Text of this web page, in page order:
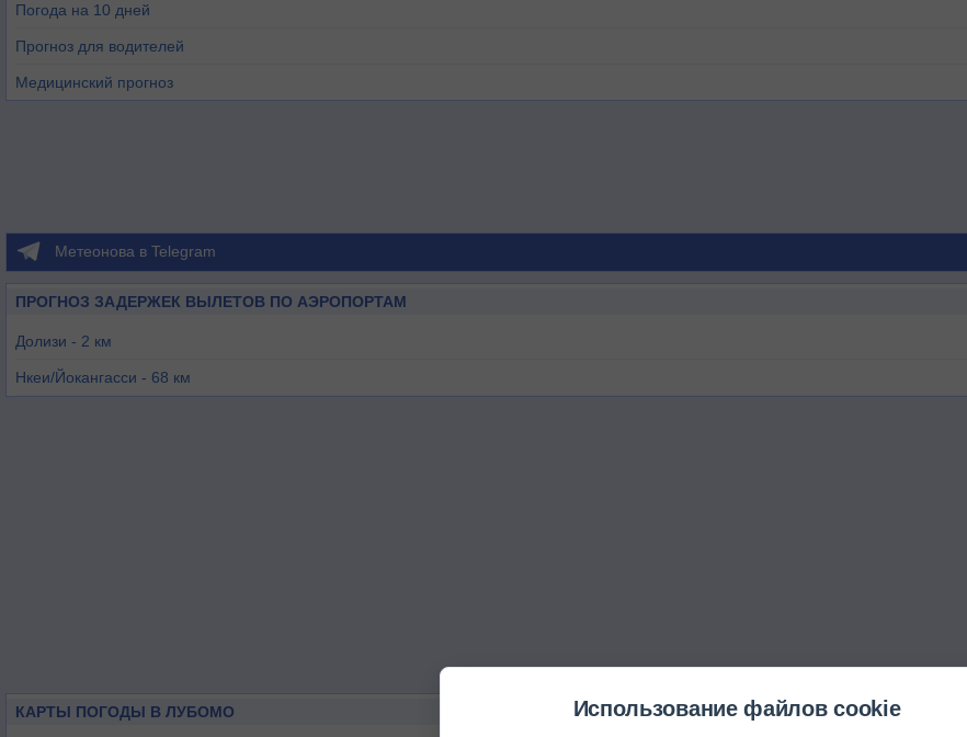
Погода на 10 дней
Прогноз для водителей
Медицинский прогноз
Метеонова в Telegram
ПРОГНОЗ ЗАДЕРЖЕК ВЫЛЕТОВ ПО АЭРОПОРТАМ
Долизи - 2 км
Нкеи/Йокангасси - 68 км
КАРТЫ ПОГОДЫ В ЛУБОМО
Использование файлов cookie